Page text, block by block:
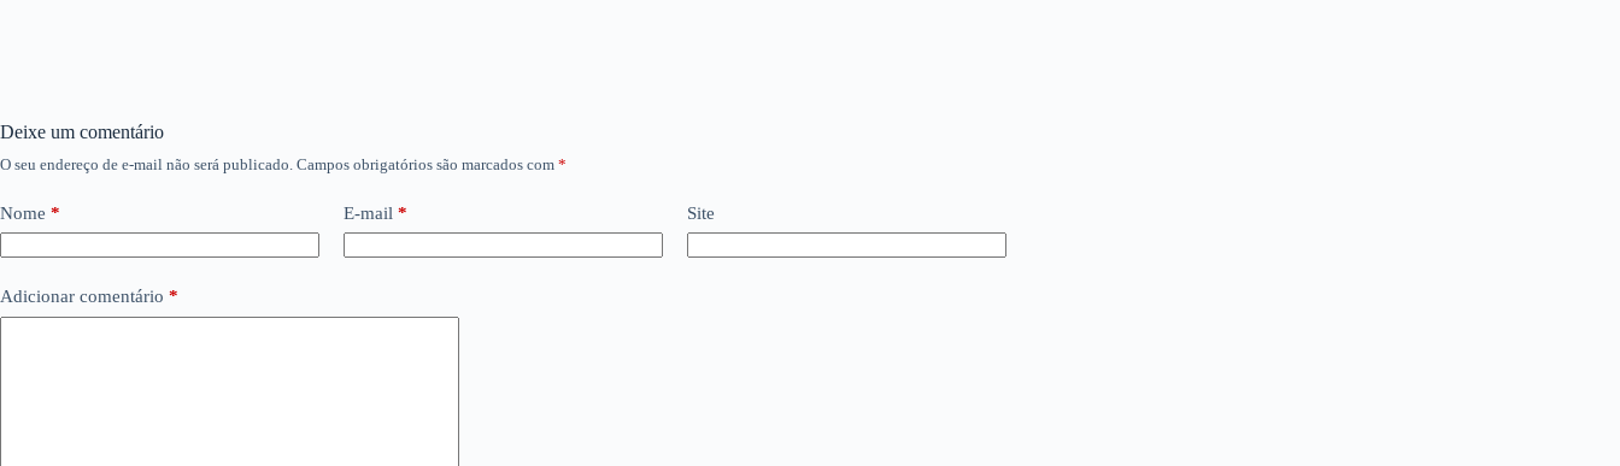
Deixe um comentário
O seu endereço de e-mail não será publicado. Campos obrigatórios são marcados com *
Nome * E-mail * Site
Adicionar comentário *